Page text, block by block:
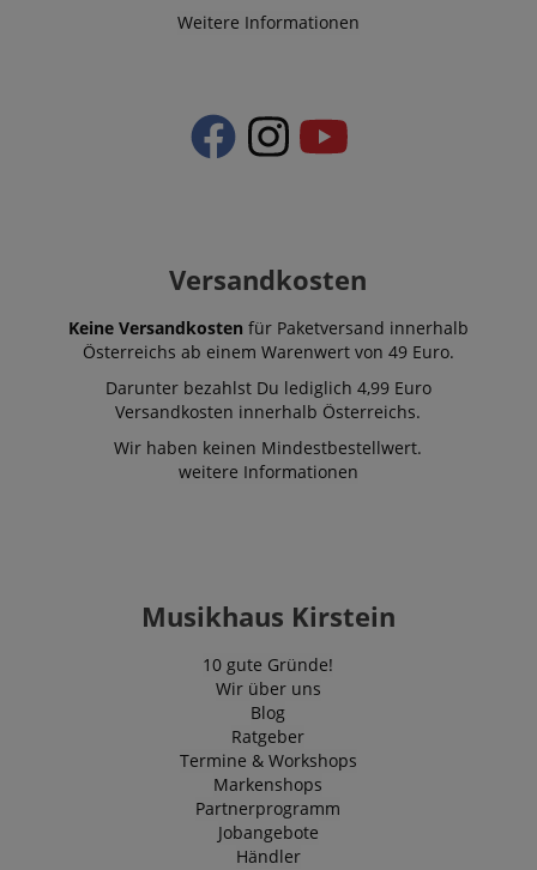
Weitere Informationen
Versandkosten
Keine Versandkosten für Paketversand innerhalb
Österreichs ab einem Warenwert von 49 Euro.
Darunter bezahlst Du lediglich 4,99 Euro
Versandkosten innerhalb Österreichs.
Wir haben keinen Mindestbestellwert.
weitere Informationen
Musikhaus Kirstein
10 gute Gründe!
Wir über uns
Blog
Ratgeber
Termine & Workshops
Markenshops
Partnerprogramm
Jobangebote
Händler
Google-